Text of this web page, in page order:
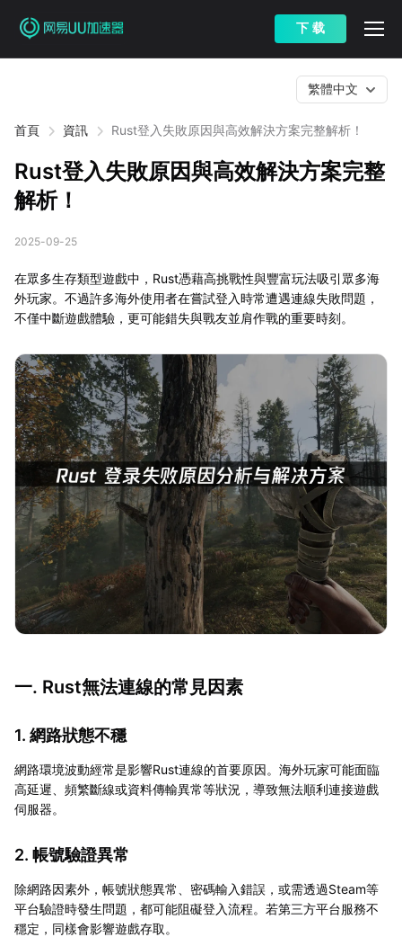
下 载
首頁 資訊 Rust登入失敗原因與高效解決方案完整解析！
繁體中文
Rust登入失敗原因與高效解決方案完整
解析！
2025-09-25
在眾多生存類型遊戲中，Rust憑藉高挑戰性與豐富玩法吸引眾多海
外玩家。不過許多海外使用者在嘗試登入時常遭遇連線失敗問題，
不僅中斷遊戲體驗，更可能錯失與戰友並肩作戰的重要時刻。
一. Rust無法連線的常見因素
1. 網路狀態不穩
網路環境波動經常是影響Rust連線的首要原因。海外玩家可能面臨
高延遲、頻繁斷線或資料傳輸異常等狀況，導致無法順利連接遊戲
伺服器。
2. 帳號驗證異常
除網路因素外，帳號狀態異常、密碼輸入錯誤，或需透過Steam等
平台驗證時發生問題，都可能阻礙登入流程。若第三方平台服務不
穩定，同樣會影響遊戲存取。